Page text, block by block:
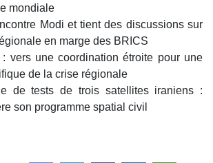
mondiale
Modi et tient des discussions sur
en marge des BRICS
: vers une coordination étroite pour une
de la crise régionale
de tests de trois satellites iraniens :
son programme spatial civil